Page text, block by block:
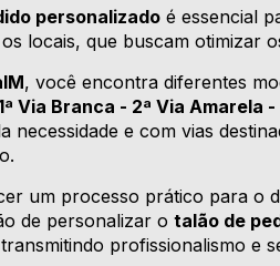
personalizado é essencial
locais, que buscam otimizar
, você encontra diferentes
Via Branca - 2ª Via
necessidade e com vias
um processo prático para o
de personalizar otalão de
profissionalismo e